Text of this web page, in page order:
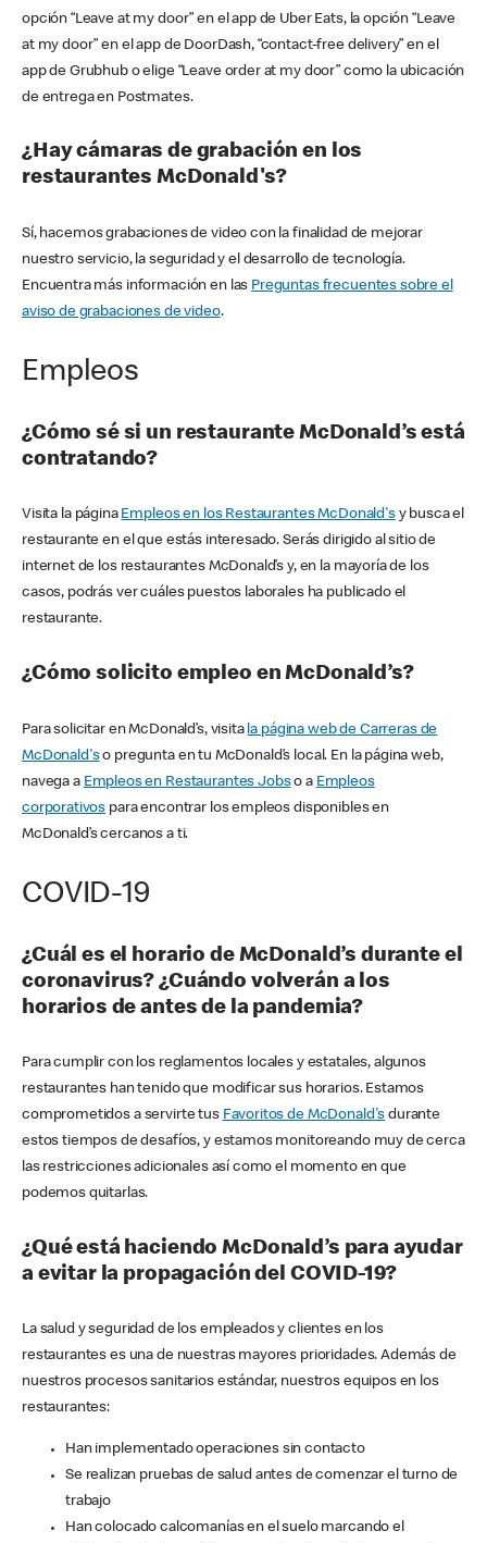
opción “Leave at my door” en el app de Uber Eats, la opción “Leave
at my door” en el app de DoorDash, “contact-free delivery” en el
app de Grubhub o elige “Leave order at my door” como la ubicación
de entrega en Postmates.
¿Hay cámaras de grabación en los
restaurantes McDonald's?
Sí, hacemos grabaciones de video con la finalidad de mejorar
nuestro servicio, la seguridad y el desarrollo de tecnología.
Encuentra más información en las Preguntas frecuentes sobre el
aviso de grabaciones de video.
Empleos
¿Cómo sé si un restaurante McDonald’s está
contratando?
Visita la página Empleos en los Restaurantes McDonald'sy busca el
restaurante en el que estás interesado. Serás dirigido al sitio de
internet de los restaurantes McDonald’s y, en la mayoría de los
casos, podrás ver cuáles puestos laborales ha publicado el
restaurante.
¿Cómo solicito empleo en McDonald’s?
Para solicitar en McDonald’s, visita la página web de Carreras de
McDonald'so pregunta en tu McDonald’s local. En la página web,
navega a Empleos en Restaurantes Jobso a Empleos
corporativos para encontrar los empleos disponibles en
McDonald’s cercanos a ti.
COVID-19
¿Cuál es el horario de McDonald’s durante el
coronavirus? ¿Cuándo volverán a los
horarios de antes de la pandemia?
Para cumplir con los reglamentos locales y estatales, algunos
restaurantes han tenido que modificar sus horarios. Estamos
comprometidos a servirte tus Favoritos de McDonald's durante
estos tiempos de desafíos, y estamos monitoreando muy de cerca
las restricciones adicionales así como el momento en que
podemos quitarlas.
¿Qué está haciendo McDonald’s para ayudar
a evitar la propagación del COVID-19?
La salud y seguridad de los empleados y clientes en los
restaurantes es una de nuestras mayores prioridades. Además de
nuestros procesos sanitarios estándar, nuestros equipos en los
restaurantes:
Han implementado operaciones sin contacto
Se realizan pruebas de salud antes de comenzar el turno de
trabajo
Han colocado calcomanías en el suelo marcando el